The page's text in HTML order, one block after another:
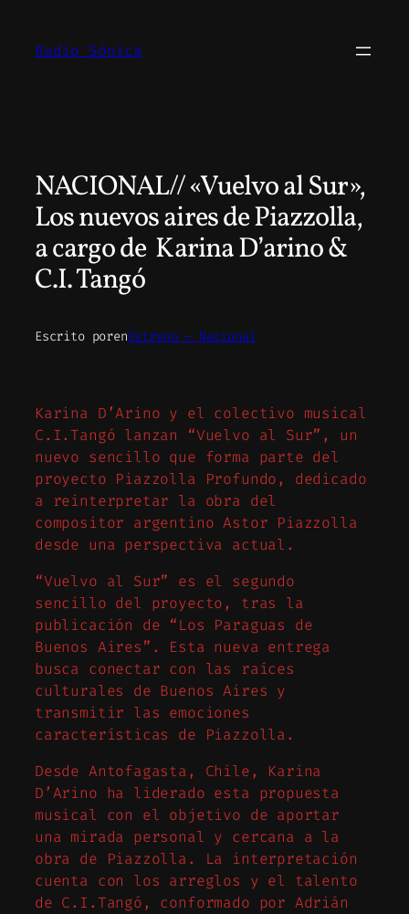
contenido
Radio Sónica
NACIONAL// «Vuelvo al Sur»,
Los nuevos aires de Piazzolla,
a cargo de Karina D’arino &
C.I. Tangó
Escrito porenEstreno – Nacional
Karina D’Arino y el colectivo musical
C.I.Tangó lanzan “Vuelvo al Sur”, un
nuevo sencillo que forma parte del
proyecto Piazzolla Profundo, dedicado
a reinterpretar la obra del
compositor argentino Astor Piazzolla
desde una perspectiva actual.
“Vuelvo al Sur” es el segundo
sencillo del proyecto, tras la
publicación de “Los Paraguas de
Buenos Aires”. Esta nueva entrega
busca conectar con las raíces
culturales de Buenos Aires y
transmitir las emociones
características de Piazzolla.
Desde Antofagasta, Chile, Karina
D’Arino ha liderado esta propuesta
musical con el objetivo de aportar
una mirada personal y cercana a la
obra de Piazzolla. La interpretación
cuenta con los arreglos y el talento
de C.I.Tangó, conformado por Adrián